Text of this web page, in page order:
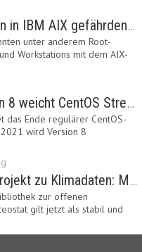
Kritische Lücken in IBM AIX gefährden Server
unter anderem Root-
Workstations mit dem AIX-
CentOS: Version 8 weicht CentOS Stream
das Ende regulärer CentOS-
wird Version 8
Open-Source-Projekt zu Klimadaten: Meteostat Python Library 1.0 erschienen
zur offenen
gilt jetzt als stabil und